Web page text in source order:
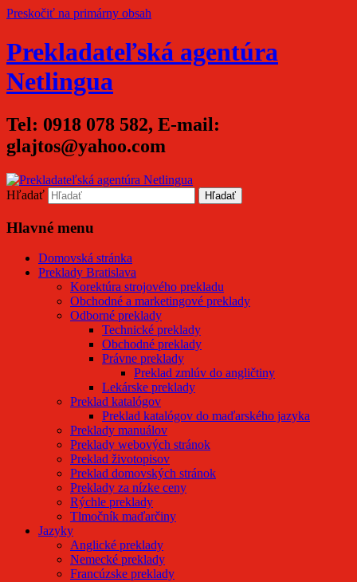
Preskočiť na primárny obsah
Prekladateľská agentúra
Netlingua
Tel: 0918 078 582, E-mail:
glajtos@yahoo.com
Hľadať
Hlavné menu
Domovská stránka
Preklady Bratislava
Korektúra strojového prekladu
Obchodné a marketingové preklady
Odborné preklady
Technické preklady
Obchodné preklady
Právne preklady
Preklad zmlúv do angličtiny
Lekárske preklady
Preklad katalógov
Preklad katalógov do maďarského jazyka
Preklady manuálov
Preklady webových stránok
Preklad životopisov
Preklad domovských stránok
Preklady za nízke ceny
Rýchle preklady
Tlmočník maďarčiny
Jazyky
Anglické preklady
Nemecké preklady
Francúzske preklady